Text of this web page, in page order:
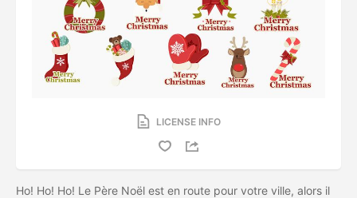
LICENSE INFO
Ho! Ho! Ho! Le Père Noël est en route pour votre ville, alors il